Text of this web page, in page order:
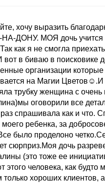
хочу выразить
ДОНУ. МОЯ дочь учится
как я не смогла
вот в биваю в поисковике
организации
на Магии
трубку женщина с
оговорили все
раз спрашивала как и что.
ребенка, за
было проделоно
сюрприз.Моя дочь
(это тоже ее
этого человека, как
хороших клиентов,